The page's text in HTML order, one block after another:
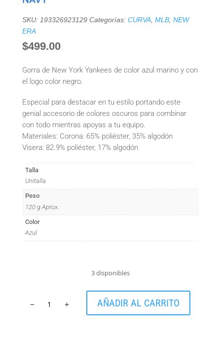
SKU: 193326923129 Categorías: CURVA, MLB, NEW
ERA
$499.00
Gorra de New York Yankees de color azul marino y con
el logo color negro.
Especial para destacar en tu estilo portando este
genial accesorio de colores oscuros para combinar
con todo mientras apoyas a tu equipo.
Materiales: Corona: 65% poliéster, 35% algodón
Visera: 82.9% poliéster, 17% algodón
Talla
Unitalla
Peso
120 g Aprox.
Color
Azul
3 disponibles
Era
AÑADIR AL CARRITO